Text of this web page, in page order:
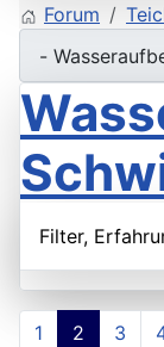
Forum
Filter,
1 2 3